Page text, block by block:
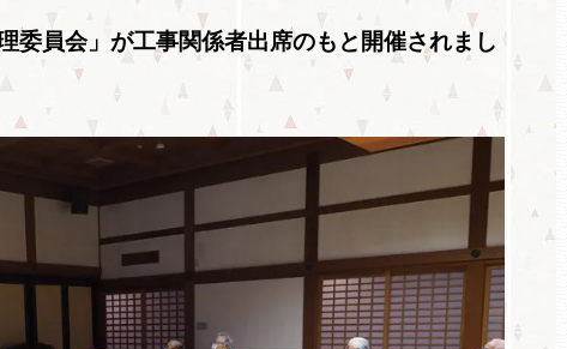
委員会」が工事関係者出席のもと開催されまし